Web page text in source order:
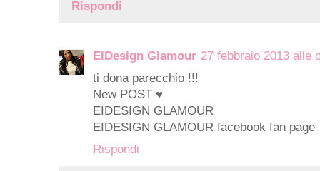
Rispondi
EIDesign Glamour 27 febbraio 2013 alle
ti dona parecchio !!!
New POST ♥
EIDESIGN GLAMOUR
EIDESIGN GLAMOUR facebook fan page
Rispondi